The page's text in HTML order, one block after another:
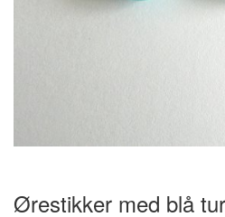
Ørestikker med blå